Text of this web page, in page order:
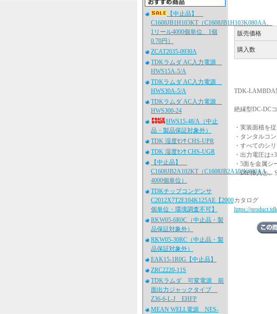
【中止品】
C1608JB1H103KT（C1608JB1H103K080AA、
1リール4000個単位、1個
0.70円）
ZCAT2035-0930A
TDKラムダ AC入力電源
HWS15A-5/A
TDKラムダ AC入力電源
HWS30A-5/A
TDKラムダ AC入力電源
HWS300-24
HWS15-48/A（中止
品・製品保証対象外）
TDK 湿度ｾﾝｻ CHS-UPR
TDK 湿度ｾﾝｻ CHS-UGR
【中止品】
C1608JB2A102KT（C1608JB2A102K080AA、
4000個単位）
TDKチップコンデンサ
C2012X7T2E104K125AE【2000
個単位・環境調査不可】
RKW05-6R0C（中止品・製
品保証対象外）
RKW05-30RC（中止品・製
品保証対象外）
EAK15-1R0G【中止品】
ZRC2220-11S
TDKラムダ 可変電源 前
面出力ジャックタイプ
Z36-6-L-J EHFP
MEAN WELL電源 NES-
販売価格
購入数
TDK-LAMBDA
絶縁型DC-DC
・実装面積を
・タンタルコ
・すべてのシ
・出力電圧は
・5面を金属
・DIP挿入と、
カタログ
https://